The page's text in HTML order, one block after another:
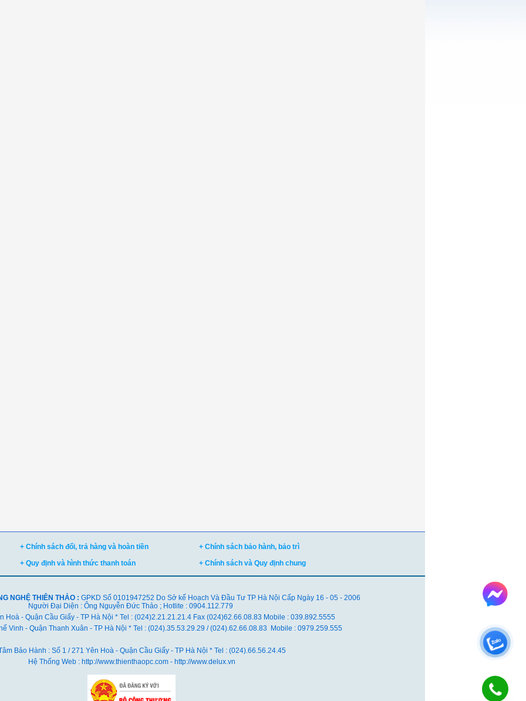
+ Chính sách đổi, trả hàng và hoàn tiền
+ Chính sách bảo hành, bảo trì
+ Quy định và hình thức thanh toán + Chính sách và Quy định chung
NGHỆ THIÊN THẢO : GPKD Số 0101947252 Do Sở kế Hoạch Và Đầu Tư TP Hà Nội Cấp Ngày 16 - 05 - 2006
Người Đại Diện : Ông Nguyễn Đức Thảo ; Hotlite : 0904.112.779
Hoà - Quận Cầu Giấy - TP Hà Nội * Tel : (024)2.21.21.21.4 Fax (024)62.66.08.83 Mobile : 039.892.5555
Vinh - Quận Thanh Xuân - TP Hà Nội * Tel : (024).35.53.29.29 / (024).62.66.08.83 Mobile : 0979.259.555
Bảo Hành : Số 1 / 271 Yên Hoà - Quận Cầu Giấy - TP Hà Nội * Tel : (024).66.56.24.45
Hệ Thống Web : http://www.thienthaopc.com - http://www.delux.vn